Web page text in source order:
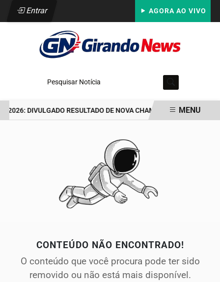
Entrar AGORA AO VIVO
Pesquisar Notícia
2026: DIVULGADO RESULTADO DE NOVA CHAMADA PARA O 2º
MENU
CONTEÚDO NÃO ENCONTRADO!
O conteúdo que você procura pode ter sido
removido ou não está mais disponível.